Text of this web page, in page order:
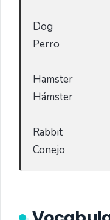
Dog
Perro
Hamster
Hámster
Rabbit
Conejo